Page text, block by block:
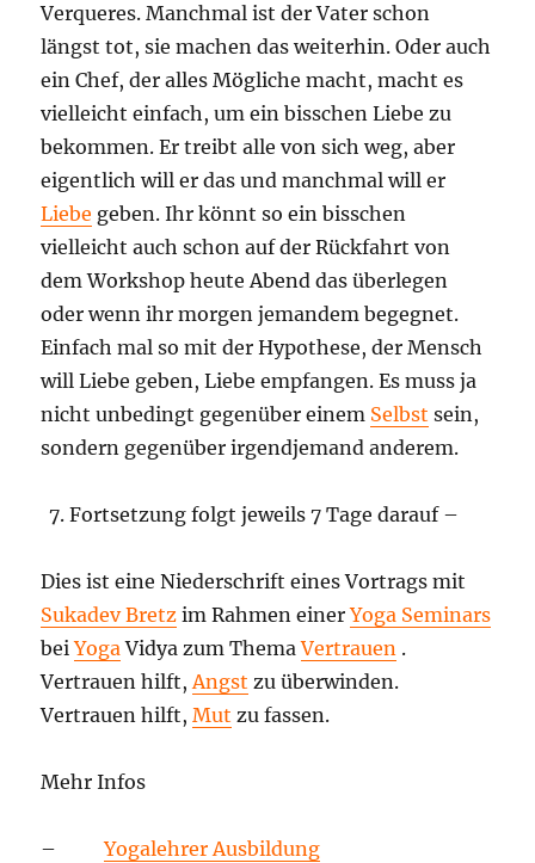
Verqueres. Manchmal ist der Vater schon
längst tot, sie machen das weiterhin. Oder auch
ein Chef, der alles Mögliche macht, macht es
vielleicht einfach, um ein bisschen Liebe zu
bekommen. Er treibt alle von sich weg, aber
eigentlich will er das und manchmal will er
Liebe geben. Ihr könnt so ein bisschen
vielleicht auch schon auf der Rückfahrt von
dem Workshop heute Abend das überlegen
oder wenn ihr morgen jemandem begegnet.
Einfach mal so mit der Hypothese, der Mensch
will Liebe geben, Liebe empfangen. Es muss ja
nicht unbedingt gegenüber einem Selbst sein,
sondern gegenüber irgendjemand anderem.
Fortsetzung folgt jeweils 7 Tage darauf –
Dies ist eine Niederschrift eines Vortrags mit
Sukadev Bretz im Rahmen einerYoga Seminars
beiYogaVidya zum ThemaVertrauen .
Vertrauen hilft,Angst zu überwinden.
Vertrauen hilft,Mut zu fassen.
Mehr Infos
–Yogalehrer Ausbildung